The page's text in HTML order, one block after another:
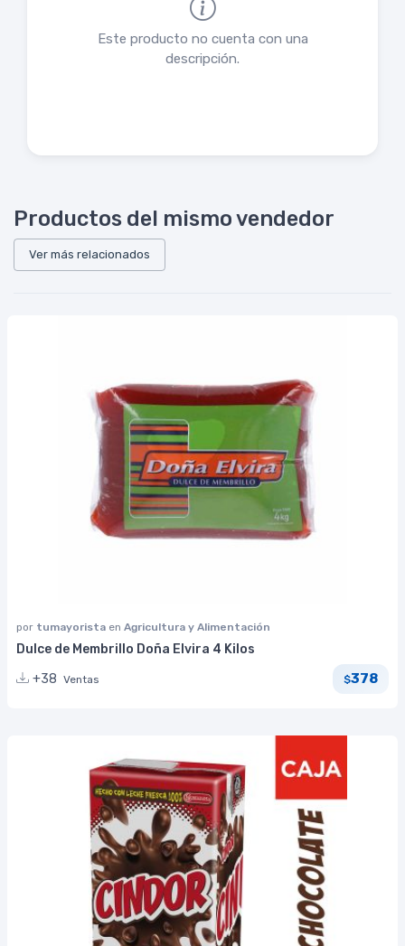
Este producto no cuenta con una
descripción.
Productos del mismo vendedor
Ver más relacionados
por tumayorista en Agricultura y Alimentación
Dulce de Membrillo Doña Elvira 4 Kilos
+38 Ventas $378